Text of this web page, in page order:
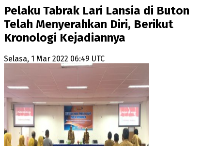
Pelaku Tabrak Lari Lansia di Buton
Telah Menyerahkan Diri, Berikut
Kronologi Kejadiannya
Selasa, 1 Mar 2022 06:49 UTC